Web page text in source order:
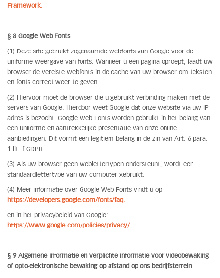
Framework.
§ 8 Google Web Fonts
(1) Deze site gebruikt zogenaamde webfonts van Google voor de
uniforme weergave van fonts. Wanneer u een pagina oproept, laadt uw
browser de vereiste webfonts in de cache van uw browser om teksten
en fonts correct weer te geven.
(2) Hiervoor moet de browser die u gebruikt verbinding maken met de
servers van Google. Hierdoor weet Google dat onze website via uw IP-
adres is bezocht. Google Web Fonts worden gebruikt in het belang van
een uniforme en aantrekkelijke presentatie van onze online
aanbiedingen. Dit vormt een legitiem belang in de zin van Art. 6 para.
1 lit. f GDPR.
(3) Als uw browser geen weblettertypen ondersteunt, wordt een
standaardlettertype van uw computer gebruikt.
(4) Meer informatie over Google Web Fonts vindt u op
https://developers.google.com/fonts/faq.
en in het privacybeleid van Google:
https://www.google.com/policies/privacy/.
§ 9 Algemene informatie en verplichte informatie voor videobewaking
of opto-elektronische bewaking op afstand op ons bedrijfsterrein